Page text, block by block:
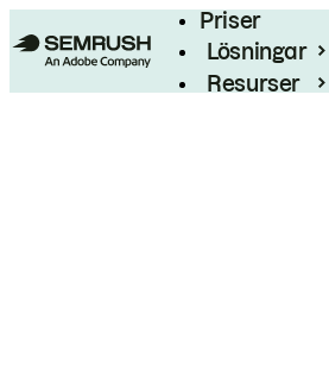
Priser
Lösningar
Resurser